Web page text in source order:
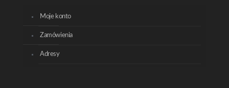
Moje konto
Zamówienia
Adresy